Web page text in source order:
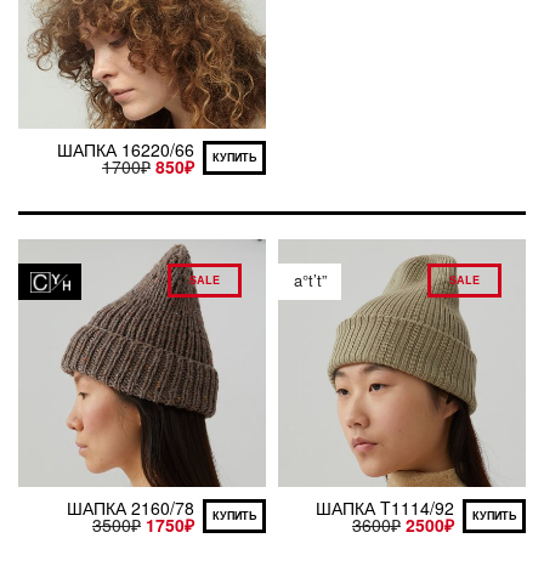
ШАПКА 16220/66
1700₽ 850₽ КУПИТЬ
SALE
ШАПКА 2160/78
3500₽ 1750₽ КУПИТЬ
a°t’t” SALE
ШАПКА T1114/92
3600₽ 2500₽ КУПИТЬ